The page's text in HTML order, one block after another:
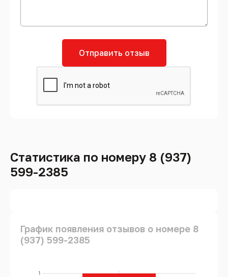
Отправить отзыв
Статистика по номеру 8 (937)
599-2385
График появления отзывов о номере 8
(937) 599-2385
1